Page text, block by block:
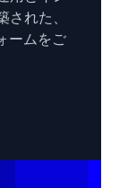
れた、
ームをご